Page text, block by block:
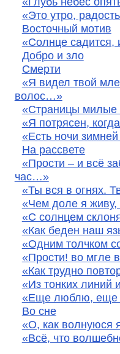
«Это утро,
Восточный мотив
«Солнце садится,
Добро и зло
Смерти
«Я видел твой
волос…»
«Страницы милые
«Я потрясен,
«Есть ночи
На рассвете
«Прости – и всё
час…»
«Ты вся в огнях.
«Чем доле я
«С солнцем
«Как беден наш
«Одним толчком
«Прости! во мгле
«Как трудно
«Из тонких линий
«Еще люблю, еще
Во сне
«О, как
«Всё, что